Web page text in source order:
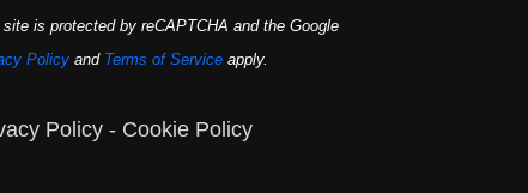
site is protected by reCAPTCHA and the Google
Policy and Terms of Service apply.
Policy - Cookie Policy